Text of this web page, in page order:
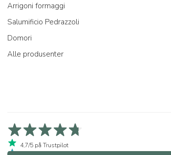
Arrigoni formaggi
Salumificio Pedrazzoli
Domori
Alle produsenter
4,7/5 på Trustpilot